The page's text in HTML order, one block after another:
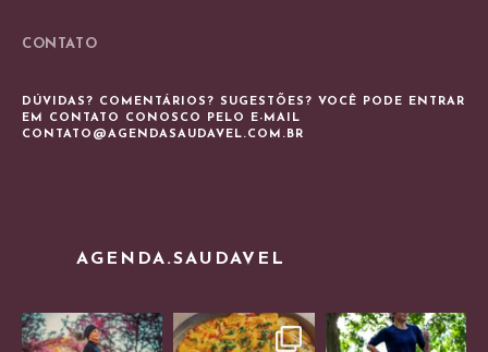
CONTATO
DÚVIDAS? COMENTÁRIOS? SUGESTÕES? VOCÊ PODE ENTRAR
EM CONTATO CONOSCO PELO E-MAIL
CONTATO@AGENDASAUDAVEL.COM.BR
AGENDA.SAUDAVEL